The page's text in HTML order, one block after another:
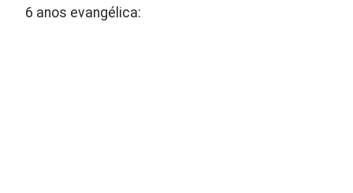
6 anos evangélica: